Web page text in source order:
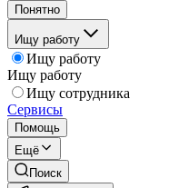
Понятно
Ищу работу
Ищу работу
Ищу работу
Ищу сотрудника
Сервисы
Помощь
Ещё
Поиск